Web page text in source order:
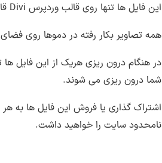
این فایل ها تنها روی قالب وردپرس Divi قابل درون ریزی هستند.
همه تصاویر بکار رفته در دموها روی
در هنگام درون ریزی هریک از این فایل ها
شما درون ریزی می شوند.
اشتراک گذاری یا فروش این فایل ها به
نامحدود سایت را خواهید داشت.